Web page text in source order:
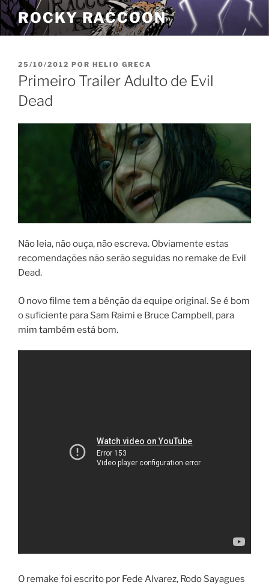
Pular
para
o
ROCKY RACCOON
PUBLICADO
EM
25/10/2012 POR HELIO GRECA
Primeiro Trailer Adulto de Evil
Dead
Não leia, não ouça, não escreva. Obviamente estas
recomendações não serão seguidas no remake de Evil
Dead.
O novo filme tem a bênção da equipe original. Se é bom
o suficiente para Sam Raimi e Bruce Campbell, para
mim também está bom.
O remake foi escrito por Fede Alvarez, Rodo Sayagues